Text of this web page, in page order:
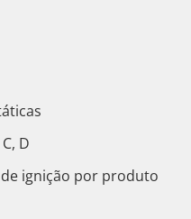
D
ignição por produto